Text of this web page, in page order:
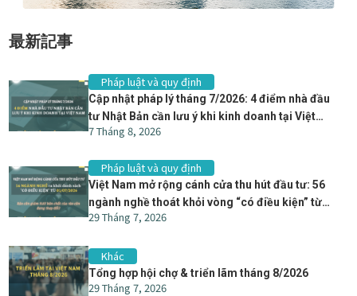
最新記事
Pháp luật và quy định
Cập nhật pháp lý tháng 7/2026: 4 điểm nhà đầu
tư Nhật Bản cần lưu ý khi kinh doanh tại Việt
Nam
7 Tháng 8, 2026
Pháp luật và quy định
Việt Nam mở rộng cánh cửa thu hút đầu tư: 56
ngành nghề thoát khỏi vòng “có điều kiện” từ
01/07/2026
29 Tháng 7, 2026
Khác
Tổng hợp hội chợ & triển lãm tháng 8/2026
29 Tháng 7, 2026